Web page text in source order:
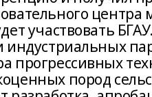
центра
участвовать
индустриальных
прогрессивных
пород